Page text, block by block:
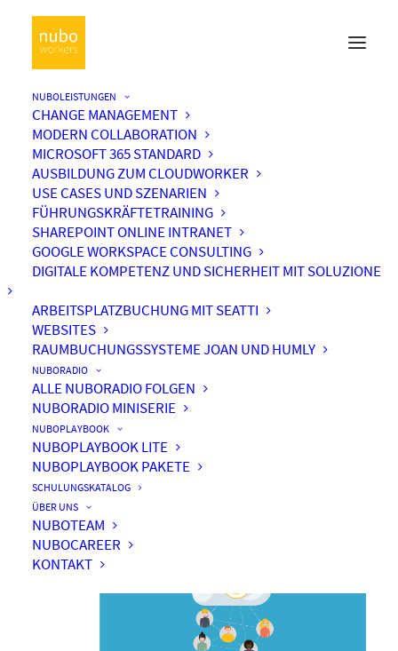
NUBOLEISTUNGEN
CHANGE MANAGEMENT
MODERN COLLABORATION
MICROSOFT 365 STANDARD
AUSBILDUNG ZUM CLOUDWORKER
USE CASES UND SZENARIEN
FÜHRUNGSKRÄFTETRAINING
SHAREPOINT ONLINE INTRANET
GOOGLE WORKSPACE CONSULTING
DIGITALE KOMPETENZ UND SICHERHEIT MIT SOLUZIONE
ARBEITSPLATZBUCHUNG MIT SEATTI
WEBSITES
RAUMBUCHUNGSSYSTEME JOAN UND HUMLY
NUBORADIO
ALLE NUBORADIO FOLGEN
NUBORADIO MINISERIE
NUBOPLAYBOOK
NUBOPLAYBOOK LITE
NUBOPLAYBOOK PAKETE
SCHULUNGSKATALOG
ÜBER UNS
NUBOTEAM
NUBOCAREER
KONTAKT
Besser online meeten